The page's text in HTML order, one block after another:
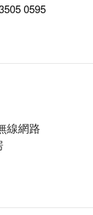
0595
線網路